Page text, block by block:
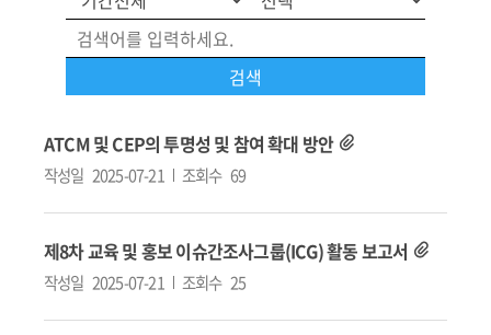
ATCM 및 CEP의 투명성 및 참여 확대 방안
작성일 2025-07-21 조회수 69
제8차 교육 및 홍보 이슈간조사그룹(ICG) 활동 보고서
작성일 2025-07-21 조회수 25